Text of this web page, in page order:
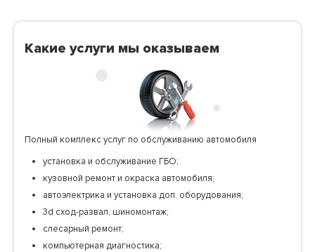
Какие услуги мы оказываем
Полный комплекс услуг по обслуживанию автомобиля
установка и обслуживание ГБО;
кузовной ремонт и окраска автомобиля;
автоэлектрика и установка доп. оборудования;
3d сход-развал, шиномонтаж;
слесарный ремонт;
компьютерная диагностика;